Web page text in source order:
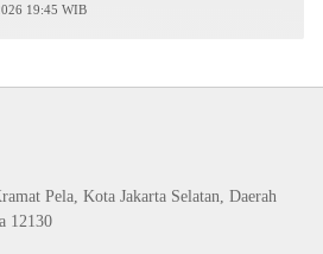
19:45 WIB
Pela, Kota Jakarta Selatan, Daerah
12130